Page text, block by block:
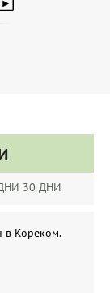
30 ДНИ
в Кореком.